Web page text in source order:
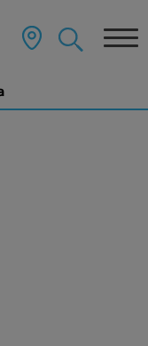
DIGITAL?